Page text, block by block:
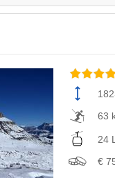
63
24
€